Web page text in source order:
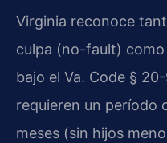
Virginia reconoce
culpa (no-fault)
bajo el Va. Code § 20-
requieren un período
meses (sin hijos